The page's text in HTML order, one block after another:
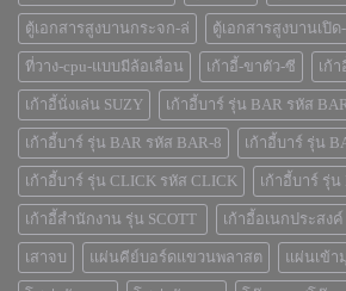
ตู้เอกสารสูงบานกระจก-ล่ ตู้เอกสารสูงบานเปิด
ที่วาง-cpu-แบบมีล้อเลื่อน เก้าอี้-ขาตัว-ซี เก้
เก้าอี้นั่งเล่น SUZY เก้าอี้บาร์ รุ่น BAR รหัส
เก้าอี้บาร์ รุ่น BAR รหัส BAR-8 เก้าอี้บาร์ รุ่น
เก้าอี้บาร์ รุ่น CLICK รหัส CLICK เก้าอี้บาร์ รุ่
เก้าอี้สำนักงาน รุ่น SCOTT เก้าอี้อเนกประสง
เสาจบ แผ่นคีย์บอร์ดแขวนพลาสต แผ่นเข้า